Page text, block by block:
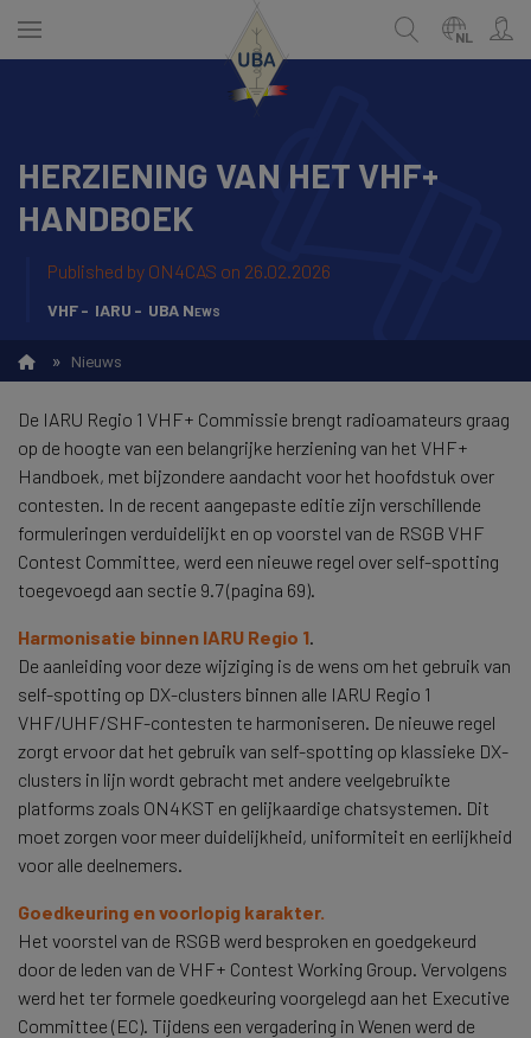
NL
NEDERLANDS
FRANÇAIS
Zoek
HERZIENING VAN HET VHF+
HANDBOEK
Published by ON4CAS on 26.02.2026
VHF IARU UBA News
» Nieuws
De IARU Regio 1 VHF+ Commissie brengt radioamateurs graag
op de hoogte van een belangrijke herziening van het VHF+
Handboek, met bijzondere aandacht voor het hoofdstuk over
contesten. In de recent aangepaste editie zijn verschillende
formuleringen verduidelijkt en op voorstel van de RSGB VHF
Contest Committee, werd een nieuwe regel over self-spotting
toegevoegd aan sectie 9.7 (pagina 69).
Harmonisatie binnen IARU Regio 1.
De aanleiding voor deze wijziging is de wens om het gebruik van
self-spotting op DX-clusters binnen alle IARU Regio 1
VHF/UHF/SHF-contesten te harmoniseren. De nieuwe regel
zorgt ervoor dat het gebruik van self-spotting op klassieke DX-
clusters in lijn wordt gebracht met andere veelgebruikte
platforms zoals ON4KST en gelijkaardige chatsystemen. Dit
moet zorgen voor meer duidelijkheid, uniformiteit en eerlijkheid
voor alle deelnemers.
Goedkeuring en voorlopig karakter.
Het voorstel van de RSGB werd besproken en goedgekeurd
door de leden van de VHF+ Contest Working Group. Vervolgens
werd het ter formele goedkeuring voorgelegd aan het Executive
Committee (EC). Tijdens een vergadering in Wenen werd de